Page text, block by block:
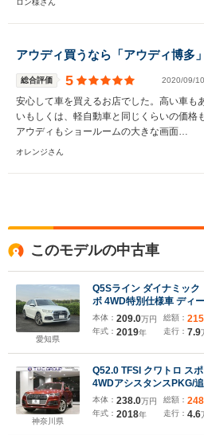
ロン様さん
アウディ買うなら「アウディ博多
総合評価 5 2020/09/10
安心して車を買えるお店でした。高い車も
いもしくは、軽自動車と同じくらいの価格
アウディもショールームの大きな画面…
オレンジさん
このモデルの中古車
愛知県
Q5Sライン ダイナミッ
ボ 4WD特別仕様車 ディ
ィブクルーズコントロー
ター 全周囲カメラ パワ
ーダー 全席シートヒー
本体： 209.0万円
年式： 2019年
総額： 215
走行： 7.9
神奈川県
Q52.0 TFSI クワトロ ス
4WDアシスタンスPKG/
ト/半革/ヒーター/バーチ
ラ/PDC/LEDライト/LED
コ/Sラインエアロ&19AW/
本体： 238.0万円
年式： 2018年
総額：
走行： 4.6